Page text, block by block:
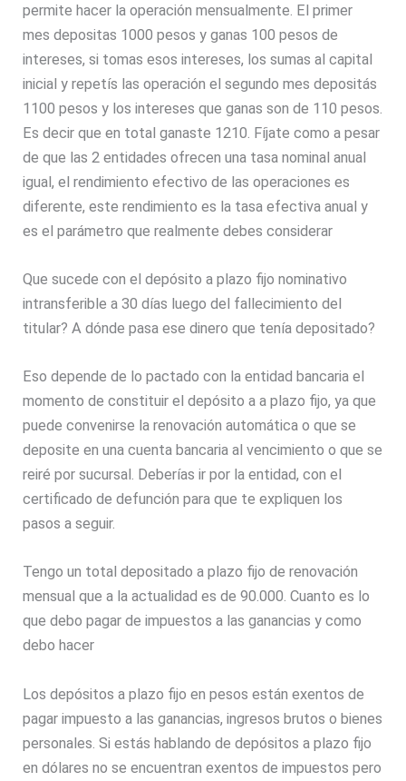
permite hacer la operación mensualmente. El primer
mes depositas 1000 pesos y ganas 100 pesos de
intereses, si tomas esos intereses, los sumas al capital
inicial y repetís las operación el segundo mes depositás
1100 pesos y los intereses que ganas son de 110 pesos.
Es decir que en total ganaste 1210. Fíjate como a pesar
de que las 2 entidades ofrecen una tasa nominal anual
igual, el rendimiento efectivo de las operaciones es
diferente, este rendimiento es la tasa efectiva anual y
es el parámetro que realmente debes considerar
Que sucede con el depósito a plazo fijo nominativo
intransferible a 30 días luego del fallecimiento del
titular? A dónde pasa ese dinero que tenía depositado?
Eso depende de lo pactado con la entidad bancaria el
momento de constituir el depósito a a plazo fijo, ya que
puede convenirse la renovación automática o que se
deposite en una cuenta bancaria al vencimiento o que se
reiré por sucursal. Deberías ir por la entidad, con el
certificado de defunción para que te expliquen los
pasos a seguir.
Tengo un total depositado a plazo fijo de renovación
mensual que a la actualidad es de 90.000. Cuanto es lo
que debo pagar de impuestos a las ganancias y como
debo hacer
Los depósitos a plazo fijo en pesos están exentos de
pagar impuesto a las ganancias, ingresos brutos o bienes
personales. Si estás hablando de depósitos a plazo fijo
en dólares no se encuentran exentos de impuestos pero